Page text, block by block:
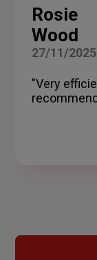
Rosie
Wood
27/11/2025
"Very